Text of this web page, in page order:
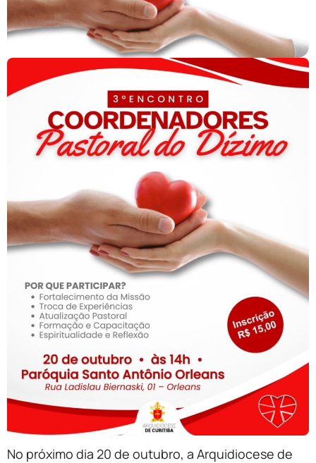
No próximo dia 20 de outubro, a Arquidiocese de